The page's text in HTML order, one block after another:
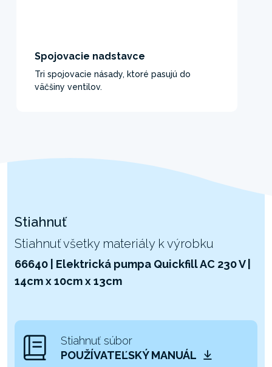
Spojovacie nadstavce
Tri spojovacie násady, ktoré pasujú do
väčšiny ventilov.
Stiahnuť
Stiahnuť všetky materiály k výrobku
66640 | Elektrická pumpa Quickfill AC 230 V |
14cm x 10cm x 13cm
Stiahnuť súbor
POUŽÍVATEĽSKÝ MANUÁL